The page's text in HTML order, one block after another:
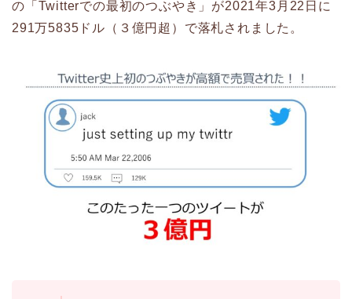
の「Twitterでの最初のつぶやき」が2021年3月22日に
291万5835ドル（３億円超）で落札されました。